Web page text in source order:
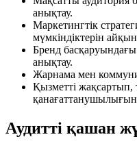
анықтау.
Маркетингтік
мүмкіндіктерін
Бренд басқаруындағы
анықтау.
Жарнама мен
Қызметті
қанағаттанушылығын
Аудитті қашан